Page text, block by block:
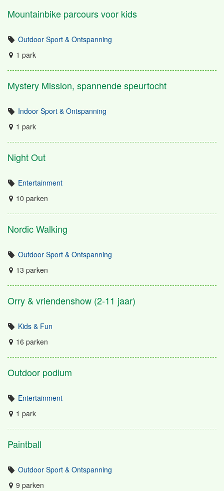
Mountainbike parcours voor kids
Outdoor Sport & Ontspanning
1 park
Mystery Mission, spannende speurtocht
Indoor Sport & Ontspanning
1 park
Night Out
Entertainment
10 parken
Nordic Walking
Outdoor Sport & Ontspanning
13 parken
Orry & vriendenshow (2-11 jaar)
Kids & Fun
16 parken
Outdoor podium
Entertainment
1 park
Paintball
Outdoor Sport & Ontspanning
9 parken